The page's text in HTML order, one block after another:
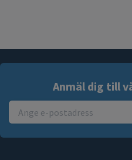
Anmäl dig till